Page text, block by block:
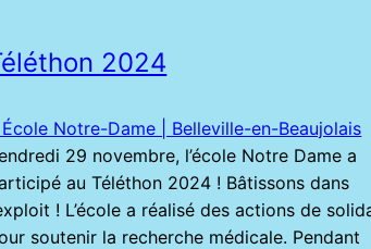
2024
École Notre-Dame | Belleville-en-Beaujolais
29 novembre, l’école Notre Dame a
au Téléthon 2024 ! Bâtissons dans
! L’école a réalisé des actions de
soutenir la recherche médicale. Pendant